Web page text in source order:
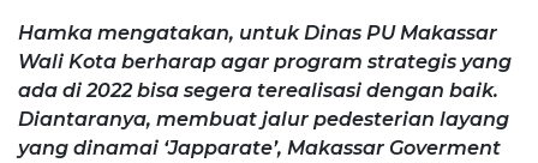
Hamka mengatakan, untuk Dinas PU Makassar
Wali Kota berharap agar program strategis yang
ada di 2022 bisa segera terealisasi dengan baik.
Diantaranya, membuat jalur pedesterian layang
yang dinamai ‘Japparate’, Makassar Goverment